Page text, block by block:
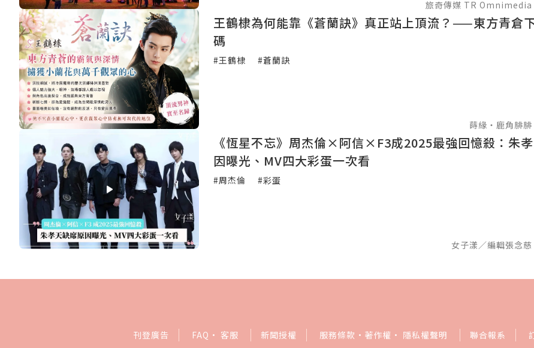
旅奇傳媒 TR Omnimedia
王鶴棣為何能靠《蒼蘭訣》真正站上頂流？——東方青倉
碼
#王鶴棣 #蒼蘭訣
蒔緣‧鹿角腓腓
《恆星不忘》周杰倫×阿信×F3成2025最強回憶殺：朱
因曝光、MV四大彩蛋一次看
#周杰倫 #彩蛋
女子漾／編輯張念慈
刊登廣告 FAQ · 客服 新聞授權 服務條款 · 著作權 · 隱私權聲明 聯合報系